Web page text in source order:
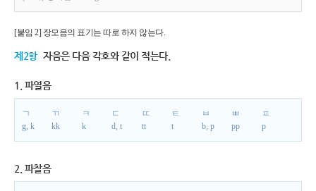
[붙임 2] 장모음의 표기는 따로 하지 않는다.
제2항 자음은 다음 각호와 같이 적는다.
1. 파열음
ㄱ
g, k
ㄲ
kk
ㅋ
k
ㄷ
d, t
ㄸ
tt
ㅌ
t
ㅂ
b, p
ㅃ
pp
ㅍ
p
2. 파찰음